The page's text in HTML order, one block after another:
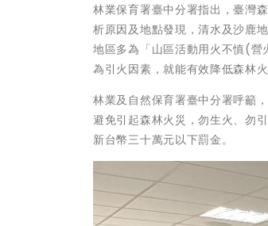
林業保育署臺中分署指出，臺灣
析原因及地點發現，清水及沙鹿
地區多為「山區活動用火不慎(營
為引火因素，就能有效降低森林火
林業及自然保育署臺中分署呼籲
避免引起森林火災，勿生火、勿
新台幣三十萬元以下罰金。